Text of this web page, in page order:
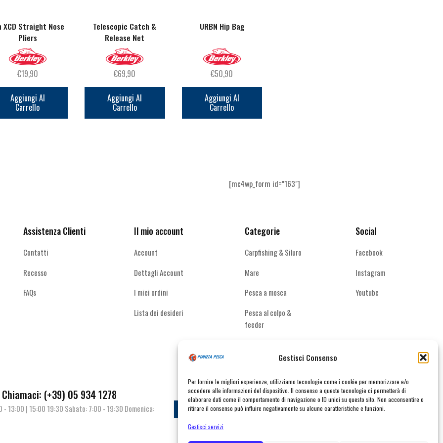
Gestisci Consenso
Per fornire le migliori esperienze, utilizziamo tecnologie come i cookie per memorizzare e/o
accedere alle informazioni del dispositivo. Il consenso a queste tecnologie ci permetterà di
elaborare dati come il comportamento di navigazione o ID unici su questo sito. Non acconsentire o
ritirare il consenso può influire negativamente su alcune caratteristiche e funzioni.
Gestisci servizi
XCD Straight Nose
Pliers
€19,90
Aggiungi Al
Carrello
Telescopic Catch &
Release Net
€69,90
Aggiungi Al
Carrello
URBN Hip Bag
€50,90
Aggiungi Al
Carrello
[mc4wp_form id="163"]
Assistenza Clienti
Contatti
Recesso
FAQs
Il mio account
Account
Dettagli Account
I miei ordini
Lista dei desideri
Categorie
Carpfishing & Siluro
Mare
Pesca a mosca
Pesca al colpo &
feeder
Social
Facebook
Instagram
Youtube
Chiamaci: (+39) 05 934 1278
- 13:00 | 15:00 19:30 Sabato: 7:00 - 19:30 Domenica:
Contattaci